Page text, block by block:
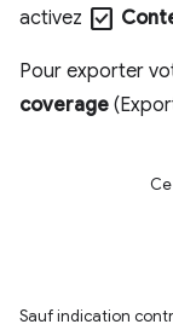
activez check_box
Pour exporter
coverage
Sauf indication